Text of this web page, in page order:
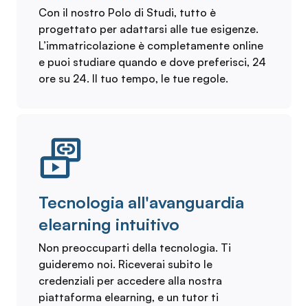
Con il nostro Polo di Studi, tutto è
progettato per adattarsi alle tue esigenze.
L’immatricolazione è completamente online
e puoi studiare quando e dove preferisci, 24
ore su 24. Il tuo tempo, le tue regole.
Tecnologia all'avanguardia
elearning intuitivo
Non preoccuparti della tecnologia. Ti
guideremo noi. Riceverai subito le
credenziali per accedere alla nostra
piattaforma elearning, e un tutor ti